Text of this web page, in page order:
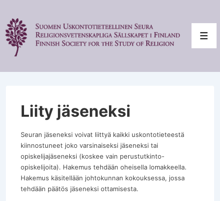
pääsisältöön
Liity jäseneksi
Seuran jäseneksi voivat liittyä kaikki uskontotieteestä
kiinnostuneet joko varsinaiseksi jäseneksi tai
opiskelijajäseneksi (koskee vain perustutkinto-
opiskelijoita). Hakemus tehdään oheisella lomakkeella.
Hakemus käsitellään johtokunnan kokouksessa, jossa
tehdään päätös jäseneksi ottamisesta.